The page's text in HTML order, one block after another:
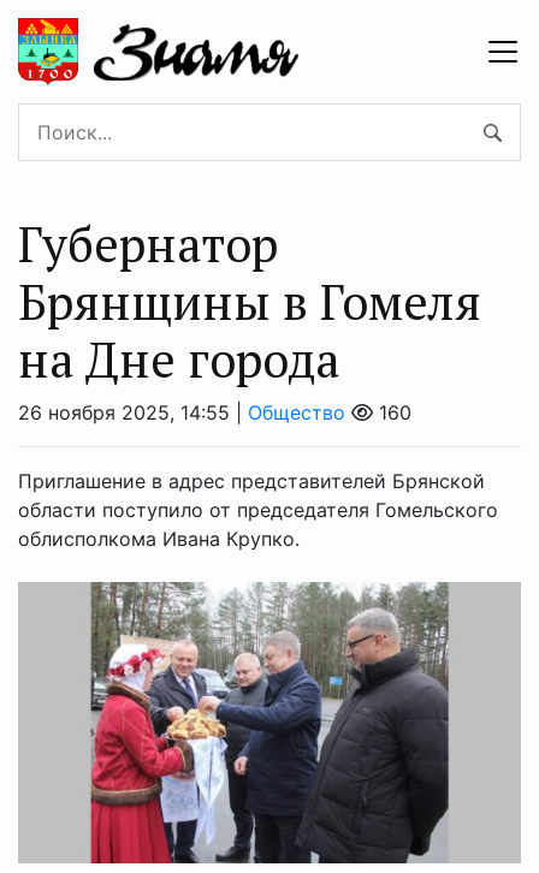
Губернатор
Брянщины в Гомеля
на Дне города
26 ноября 2025, 14:55 | Общество 160
Приглашение в адрес представителей Брянской
области поступило от председателя Гомельского
облисполкома Ивана Крупко.